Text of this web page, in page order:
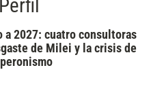
a 2027: cuatro consultoras
de Milei y la crisis de